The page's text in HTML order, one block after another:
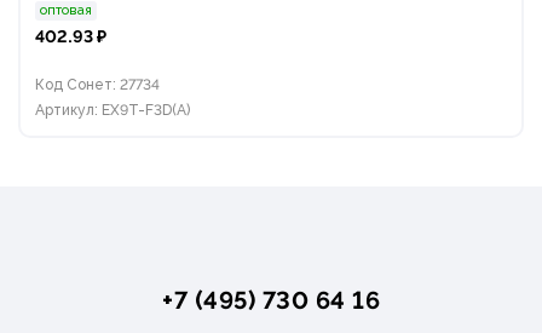
оптовая
402.93 ₽
Код Сонет: 27734
Артикул: EX9T-F3D(A)
+7 (495) 730 64 16